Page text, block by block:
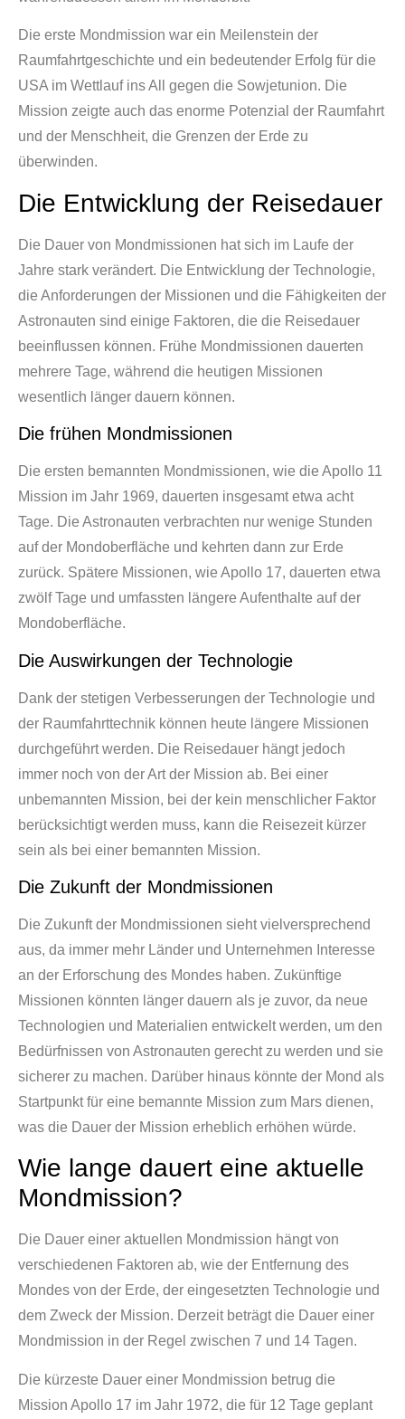
Die erste Mondmission war ein Meilenstein der
Raumfahrtgeschichte und ein bedeutender Erfolg für die
USA im Wettlauf ins All gegen die Sowjetunion. Die
Mission zeigte auch das enorme Potenzial der Raumfahrt
und der Menschheit, die Grenzen der Erde zu
überwinden.
Die Entwicklung der Reisedauer
Die Dauer von Mondmissionen hat sich im Laufe der
Jahre stark verändert. Die Entwicklung der Technologie,
die Anforderungen der Missionen und die Fähigkeiten der
Astronauten sind einige Faktoren, die die Reisedauer
beeinflussen können. Frühe Mondmissionen dauerten
mehrere Tage, während die heutigen Missionen
wesentlich länger dauern können.
Die frühen Mondmissionen
Die ersten bemannten Mondmissionen, wie die Apollo 11
Mission im Jahr 1969, dauerten insgesamt etwa acht
Tage. Die Astronauten verbrachten nur wenige Stunden
auf der Mondoberfläche und kehrten dann zur Erde
zurück. Spätere Missionen, wie Apollo 17, dauerten etwa
zwölf Tage und umfassten längere Aufenthalte auf der
Mondoberfläche.
Die Auswirkungen der Technologie
Dank der stetigen Verbesserungen der Technologie und
der Raumfahrttechnik können heute längere Missionen
durchgeführt werden. Die Reisedauer hängt jedoch
immer noch von der Art der Mission ab. Bei einer
unbemannten Mission, bei der kein menschlicher Faktor
berücksichtigt werden muss, kann die Reisezeit kürzer
sein als bei einer bemannten Mission.
Die Zukunft der Mondmissionen
Die Zukunft der Mondmissionen sieht vielversprechend
aus, da immer mehr Länder und Unternehmen Interesse
an der Erforschung des Mondes haben. Zukünftige
Missionen könnten länger dauern als je zuvor, da neue
Technologien und Materialien entwickelt werden, um den
Bedürfnissen von Astronauten gerecht zu werden und sie
sicherer zu machen. Darüber hinaus könnte der Mond als
Startpunkt für eine bemannte Mission zum Mars dienen,
was die Dauer der Mission erheblich erhöhen würde.
Wie lange dauert eine aktuelle
Mondmission?
Die Dauer einer aktuellen Mondmission hängt von
verschiedenen Faktoren ab, wie der Entfernung des
Mondes von der Erde, der eingesetzten Technologie und
dem Zweck der Mission. Derzeit beträgt die Dauer einer
Mondmission in der Regel zwischen 7 und 14 Tagen.
Die kürzeste Dauer einer Mondmission betrug die
Mission Apollo 17 im Jahr 1972, die für 12 Tage geplant